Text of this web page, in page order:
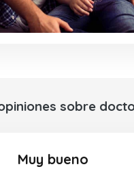
sobre
Muy bueno